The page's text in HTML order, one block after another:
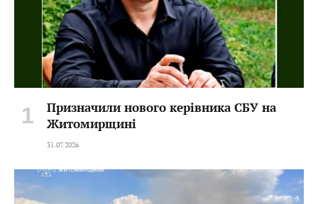
Призначили нового керівника СБУ на
Житомирщині
31.07.2026